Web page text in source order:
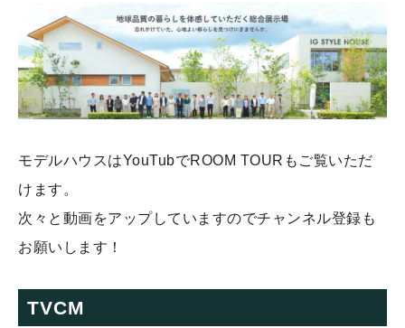
モデルハウスはYouTubでROOM TOURもご覧いただ
けます。
次々と動画をアップしていますのでチャンネル登録も
お願いします！
TVCM